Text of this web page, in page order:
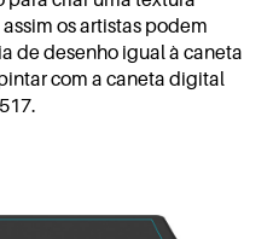
os artistas podem
de desenho igual à caneta
com a caneta digital